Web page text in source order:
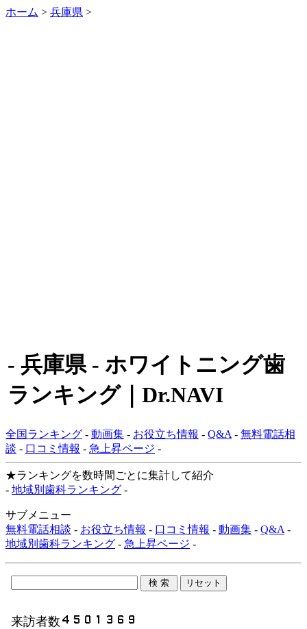
ホーム > 兵庫県 >
- 兵庫県 - ホワイトニング歯
ランキング｜Dr.NAVI
全国ランキング - 動画集 - お役立ち情報 - Q&A - 無料電話相
談 - 口コミ情報 - 急上昇ページ -
★ランキングを数時間ごとに集計して紹介
- 地域別歯科ランキング -
サブメニュー
無料電話相談 - お役立ち情報 - 口コミ情報 - 動画集 - Q&A -
地域別歯科ランキング - 急上昇ページ -
来訪者数